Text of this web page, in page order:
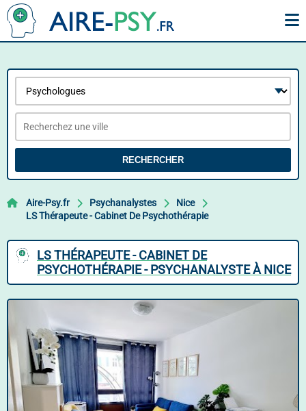
RECHERCHER
Aire-Psy.fr Psychanalystes
Nice
LS Thérapeute - Cabinet De Psychothérapie
LS THÉRAPEUTE - CABINET DE
PSYCHOTHÉRAPIE - PSYCHANALYSTE À NICE